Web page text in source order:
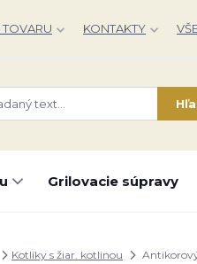
KONTAKTY
Grilovacie súpravy
Kotlíky s žiar. kotlinou